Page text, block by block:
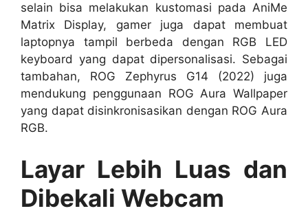
selain bisa melakukan kustomasi pada AniMe
Matrix Display, gamer juga dapat membuat
laptopnya tampil berbeda dengan RGB LED
keyboard yang dapat dipersonalisasi. Sebagai
tambahan, ROG Zephyrus G14 (2022) juga
mendukung penggunaan ROG Aura Wallpaper
yang dapat disinkronisasikan dengan ROG Aura
RGB.
Layar Lebih Luas dan
Dibekali Webcam